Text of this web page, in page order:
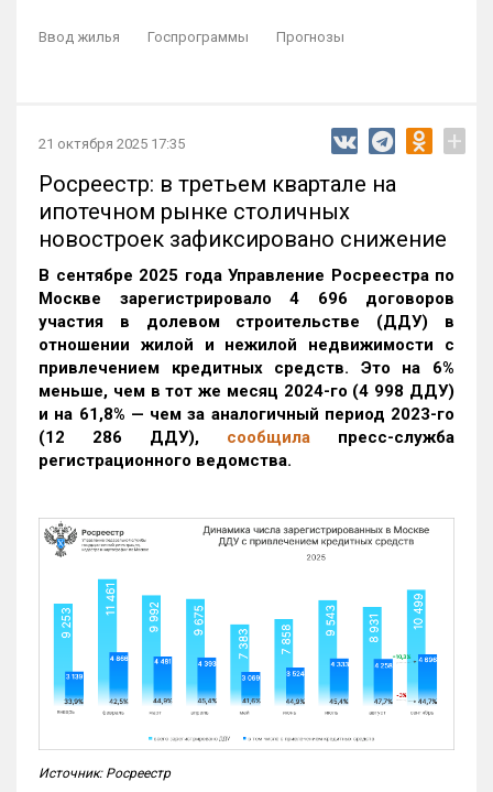
Ввод жилья Госпрограммы Прогнозы
21 октября 2025 17:35 +
Росреестр: в третьем квартале на
ипотечном рынке столичных
новостроек зафиксировано снижение
В сентябре 2025 года Управление Росреестра по
Москве зарегистрировало 4 696 договоров
участия в долевом строительстве (ДДУ) в
отношении жилой и нежилой недвижимости с
привлечением кредитных средств. Это на 6%
меньше, чем в тот же месяц 2024-го (4 998 ДДУ)
и на 61,8% — чем за аналогичный период 2023-го
(12 286 ДДУ), сообщила пресс-служба
регистрационного ведомства.
Источник: Росреестр